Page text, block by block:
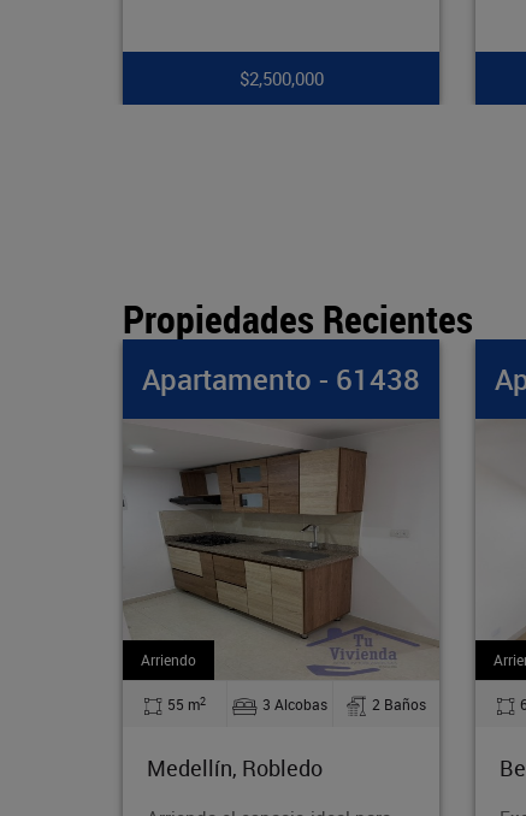
$7,900,000
Propiedades Recientes
Apartamento - 61437
Arriendo
60 m2 3 Alcobas 1 Baños
Bello, La Madera